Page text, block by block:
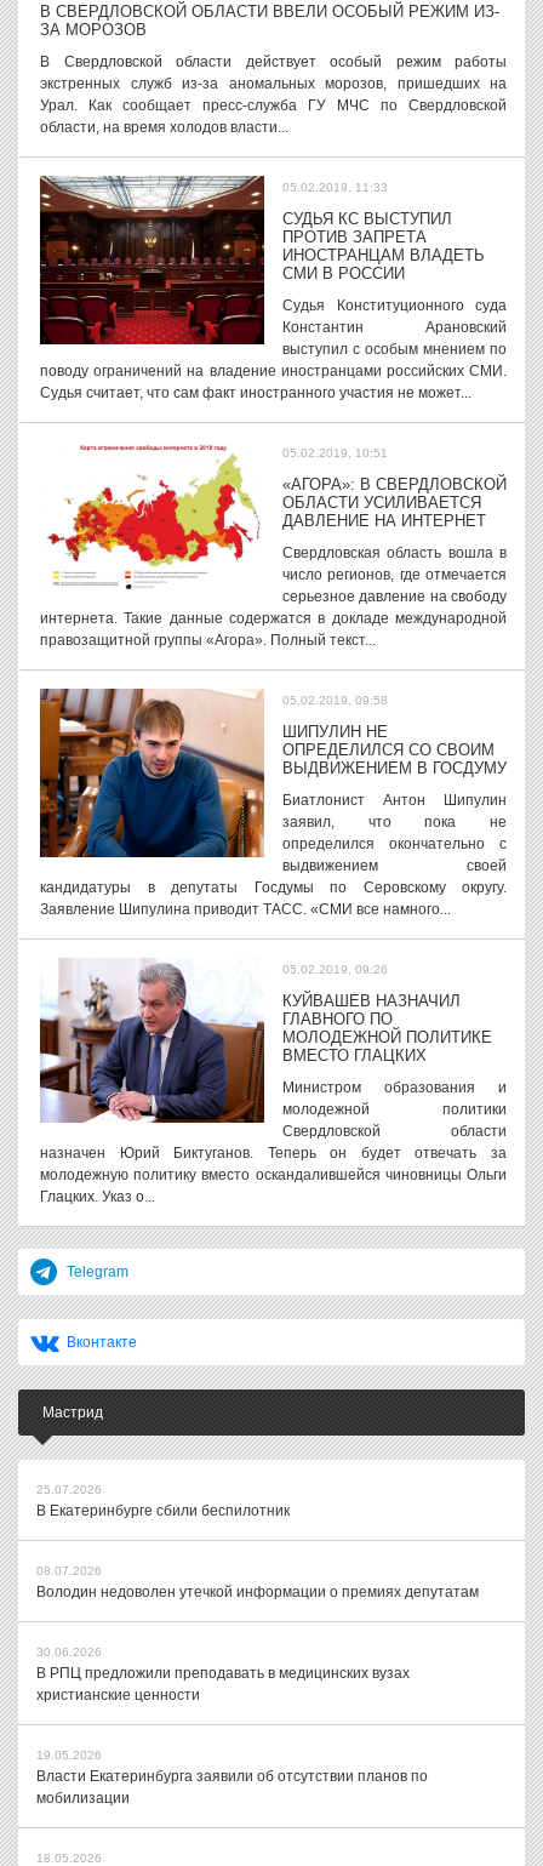
В СВЕРДЛОВСКОЙ ОБЛАСТИ ВВЕЛИ ОСОБЫЙ РЕЖИМ ИЗ-
ЗА МОРОЗОВ
В Свердловской области действует особый режим работы
экстренных служб из-за аномальных морозов, пришедших на
Урал. Как сообщает пресс-служба ГУ МЧС по Свердловской
области, на время холодов власти...
05.02.2019, 11:33
СУДЬЯ КС ВЫСТУПИЛ
ПРОТИВ ЗАПРЕТА
ИНОСТРАНЦАМ ВЛАДЕТЬ
СМИ В РОССИИ
Судья Конституционного суда
Константин Арановский
выступил с особым мнением по
поводу ограничений на владение иностранцами российских СМИ.
Судья считает, что сам факт иностранного участия не может...
05.02.2019, 10:51
«АГОРА»: В СВЕРДЛОВСКОЙ
ОБЛАСТИ УСИЛИВАЕТСЯ
ДАВЛЕНИЕ НА ИНТЕРНЕТ
Свердловская область вошла в
число регионов, где отмечается
серьезное давление на свободу
интернета. Такие данные содержатся в докладе международной
правозащитной группы «Агора». Полный текст...
05.02.2019, 09:58
ШИПУЛИН НЕ
ОПРЕДЕЛИЛСЯ СО СВОИМ
ВЫДВИЖЕНИЕМ В ГОСДУМУ
Биатлонист Антон Шипулин
заявил, что пока не
определился окончательно с
выдвижением своей
кандидатуры в депутаты Госдумы по Серовскому округу.
Заявление Шипулина приводит ТАСС. «СМИ все намного...
05.02.2019, 09:26
КУЙВАШЕВ НАЗНАЧИЛ
ГЛАВНОГО ПО
МОЛОДЕЖНОЙ ПОЛИТИКЕ
ВМЕСТО ГЛАЦКИХ
Министром образования и
молодежной политики
Свердловской области
назначен Юрий Биктуганов. Теперь он будет отвечать за
молодежную политику вместо оскандалившейся чиновницы Ольги
Глацких. Указ о...
Telegram
Вконтакте
Мастрид
25.07.2026
В Екатеринбурге сбили беспилотник
08.07.2026
Володин недоволен утечкой информации о премиях депутатам
30.06.2026
В РПЦ предложили преподавать в медицинских вузах
христианские ценности
19.05.2026
Власти Екатеринбурга заявили об отсутствии планов по
мобилизации
18.05.2026